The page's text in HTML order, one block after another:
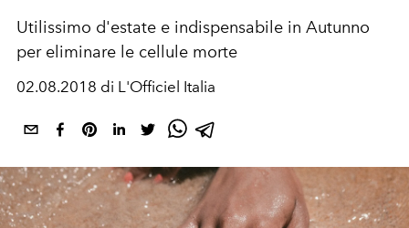
Utilissimo d'estate e indispensabile in Autunno
per eliminare le cellule morte
02.08.2018 di L'Officiel Italia